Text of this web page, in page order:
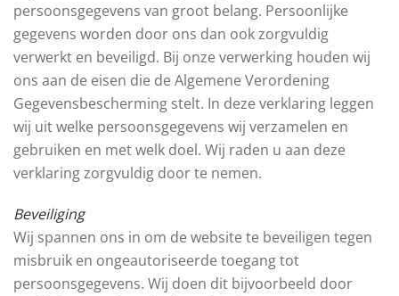
persoonsgegevens van groot belang. Persoonlijke
gegevens worden door ons dan ook zorgvuldig
verwerkt en beveiligd. Bij onze verwerking houden wij
ons aan de eisen die de Algemene Verordening
Gegevensbescherming stelt. In deze verklaring leggen
wij uit welke persoonsgegevens wij verzamelen en
gebruiken en met welk doel. Wij raden u aan deze
verklaring zorgvuldig door te nemen.
Beveiliging
Wij spannen ons in om de website te beveiligen tegen
misbruik en ongeautoriseerde toegang tot
persoonsgegevens. Wij doen dit bijvoorbeeld door